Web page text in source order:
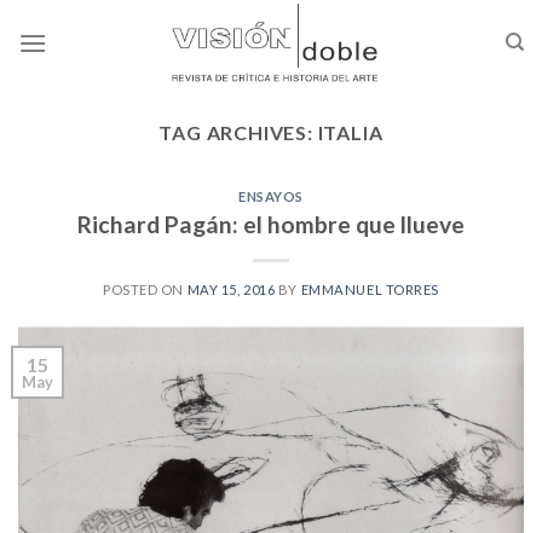
TAG ARCHIVES: ITALIA
ENSAYOS
Richard Pagán: el hombre que llueve
POSTED ON MAY 15, 2016 BY EMMANUEL TORRES
15
May